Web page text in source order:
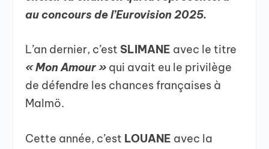
au concours de l’Eurovision 2025.
L’an dernier, c’est SLIMANE avec le titre
« Mon Amour » qui avait eu le privilège
de défendre les chances françaises à
Malmö.
Cette année, c’est LOUANE avec la